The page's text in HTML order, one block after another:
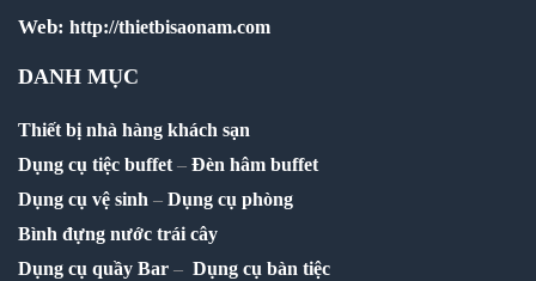
Web: http://thietbisaonam.com
DANH MỤC
Thiết bị nhà hàng khách sạn
Dụng cụ tiệc buffet – Đèn hâm buffet
Dụng cụ vệ sinh – Dụng cụ phòng
Bình đựng nước trái cây
Dụng cụ quầy Bar – Dụng cụ bàn tiệc